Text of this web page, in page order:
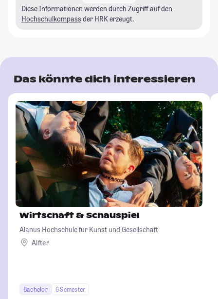
Diese Informationen werden durch Zugriff auf den
Hochschulkompass der HRK erzeugt.
Das könnte dich interessieren
Wirtschaft & Schauspiel
Alanus Hochschule für Kunst und Gesellschaft
Alfter
Bachelor
6 Semester